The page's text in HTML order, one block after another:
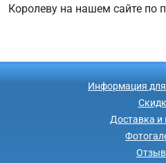
Королеву на нашем сайте по
Информация
Доставка